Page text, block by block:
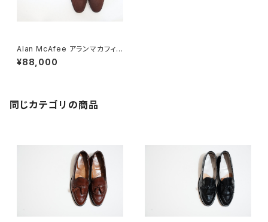
Alan McAfee アランマカフィ
ー サイドゴアブーツ スエード 8
¥88,000
同じカテゴリの商品